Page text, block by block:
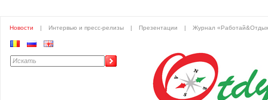
Новости | Интервью и пресс-релизы | Презентации | Журнал